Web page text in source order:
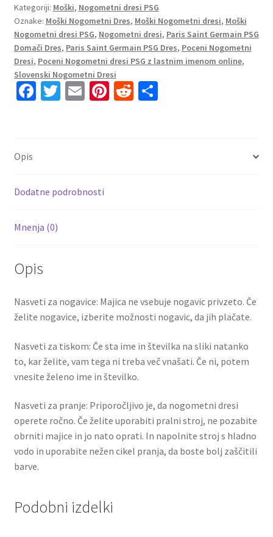
Paris
Saint-
Germain
PSG
Domači
2023
Kratek
hlače
Kategoriji: Moški, Nogometni dresi PSG
Oznake: Moški Nogometni Dres, Moški Nogometni dresi, Moški
Nogometni dresi PSG, Nogometni dresi, Paris Saint Germain PSG
Domači Dres, Paris Saint Germain PSG Dres, Poceni Nogometni
Dresi, Poceni Nogometni dresi PSG z lastnim imenom online,
Slovenski Nogometni Dresi
Fa
k
T E Pi R S
Opis
Dodatne podrobnosti
Mnenja (0)
Opis
Nasveti za nogavice: Majica ne vsebuje nogavic privzeto. Če
želite nogavice, izberite možnosti nogavic, da jih plačate.
Nasveti za tiskom: Če sta ime in številka na sliki natanko
to, kar želite, vam tega ni treba več vnašati. Če ni, potem
vnesite želeno ime in številko.
Nasveti za pranje: Priporočljivo je, da nogometni dresi
operete ročno. Če želite uporabiti pralni stroj, ne pozabite
obrniti majice in jo nato oprati. In napolnite stroj s hladno
vodo in uporabite nežen cikel pranja, da boste bolj zaščitili
barve.
Podobni izdelki